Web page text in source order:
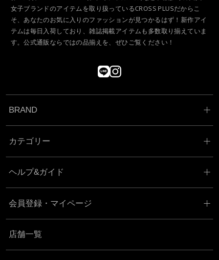
女子ブランドのアイテムを取り扱っているCROSS PLUSだからこ
そ、あなたのお気に入りのファッションが見つかるはず！新作アイ
テムは毎日入荷しており、雑誌掲載アイテムも多数取り揃えていま
す。公式通販ならではの品揃えを、ぜひご覧ください！
BRAND
カテゴリー
ヘルプ&ガイド
会員登録・マイページ
店舗一覧